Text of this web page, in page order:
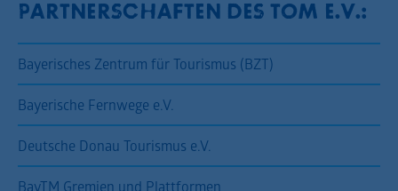
PARTNERSCHAFTEN DES TOM E.V.:
Bayerisches Zentrum für Tourismus (BZT)
Bayerische Fernwege e.V.
Deutsche Donau Tourismus e.V.
BayTM Gremien und Plattformen